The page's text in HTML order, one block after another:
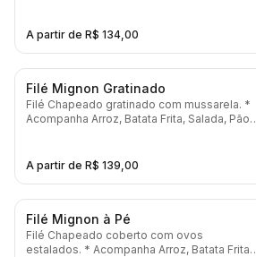
A partir de R$ 134,00
Filé Mignon Gratinado
Filé Chapeado gratinado com mussarela. *
Acompanha Arroz, Batata Frita, Salada, Pão
A partir de R$ 139,00
Filé Mignon à Pé
Filé Chapeado coberto com ovos
estalados. * Acompanha Arroz, Batata Frita,